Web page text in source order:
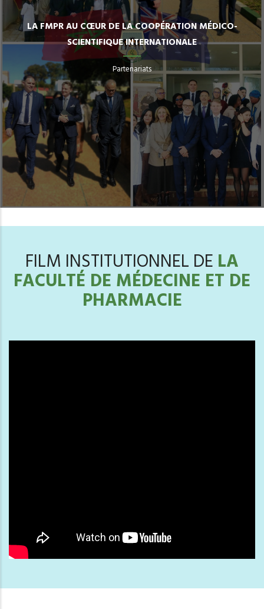
LA FMPR AU CŒUR DE LA COOPÉRATION MÉDICO-
SCIENTIFIQUE INTERNATIONALE
Partenariats
FILM INSTITUTIONNEL DE LA
FACULTÉ DE MÉDECINE ET DE
PHARMACIE